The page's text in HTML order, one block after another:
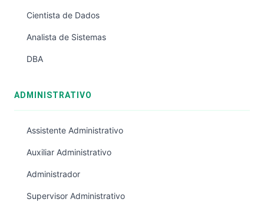
Cientista de Dados
Analista de Sistemas
DBA
ADMINISTRATIVO
Assistente Administrativo
Auxiliar Administrativo
Administrador
Supervisor Administrativo